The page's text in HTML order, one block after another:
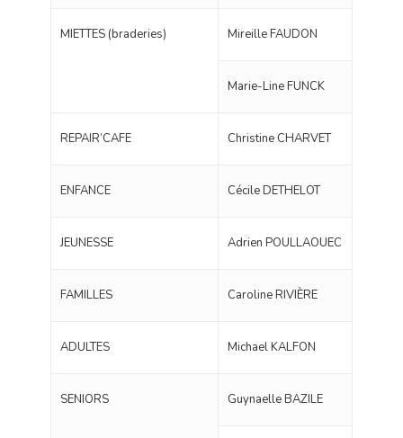
MIETTES (braderies) Mireille FAUDON
Marie-Line FUNCK
REPAIR’CAFE Christine CHARVET
ENFANCE Cécile DETHELOT
JEUNESSE Adrien POULLAOUEC
FAMILLES Caroline RIVIÈRE
ADULTES Michael KALFON
SENIORS Guynaelle BAZILE